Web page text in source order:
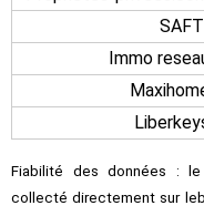
SAFTI
Immo
Fiabilité des données :
collecté directement sur